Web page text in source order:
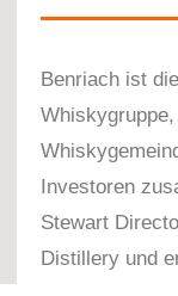
Benriach ist
Investoren
Stewart
Distillery und